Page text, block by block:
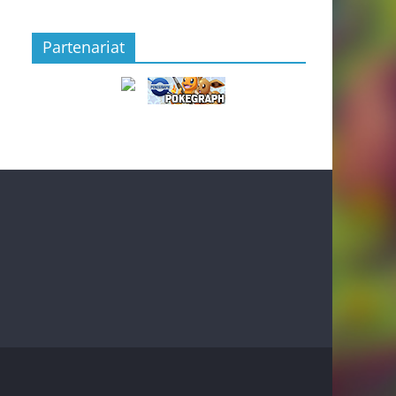
Partenariat